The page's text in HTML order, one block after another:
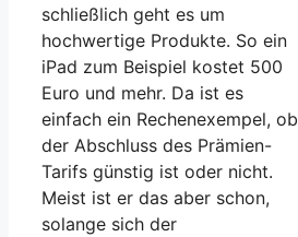
schließlich geht es um
hochwertige Produkte. So ein
iPad zum Beispiel kostet 500
Euro und mehr. Da ist es
einfach ein Rechenexempel, ob
der Abschluss des Prämien-
Tarifs günstig ist oder nicht.
Meist ist er das aber schon,
solange sich der